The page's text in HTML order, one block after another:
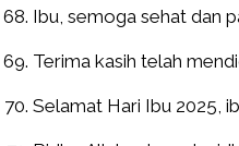
Ibu, semoga sehat dan
Terima kasih telah
Selamat Hari Ibu 2025,